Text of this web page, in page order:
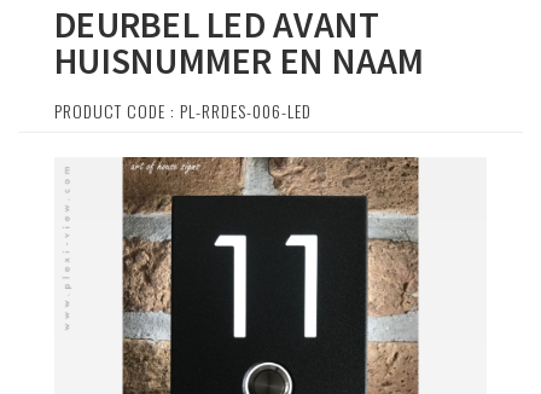
DEURBEL LED AVANT
HUISNUMMER EN NAAM
PRODUCT CODE : PL-RRDES-006-LED